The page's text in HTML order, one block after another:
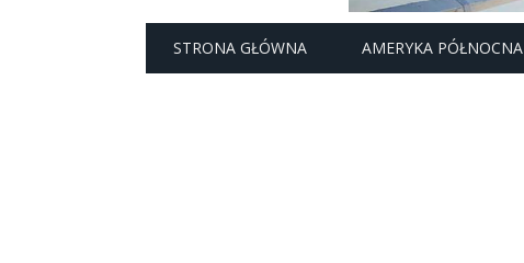
STRONA GŁÓWNA AMERYKA PÓŁNOCNA